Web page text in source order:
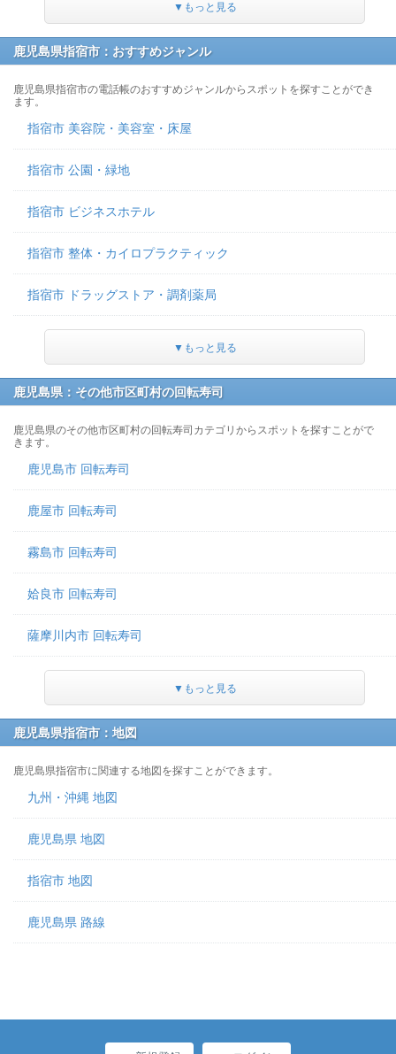
▼もっと見る
鹿児島県指宿市：おすすめジャンル
鹿児島県指宿市の電話帳のおすすめジャンルからスポットを探すことができ
ます。
指宿市 美容院・美容室・床屋
指宿市 公園・緑地
指宿市 ビジネスホテル
指宿市 整体・カイロプラクティック
指宿市 ドラッグストア・調剤薬局
▼もっと見る
鹿児島県：その他市区町村の回転寿司
鹿児島県のその他市区町村の回転寿司カテゴリからスポットを探すことがで
きます。
鹿児島市 回転寿司
鹿屋市 回転寿司
霧島市 回転寿司
姶良市 回転寿司
薩摩川内市 回転寿司
▼もっと見る
鹿児島県指宿市：地図
鹿児島県指宿市に関連する地図を探すことができます。
九州・沖縄 地図
鹿児島県 地図
指宿市 地図
鹿児島県 路線